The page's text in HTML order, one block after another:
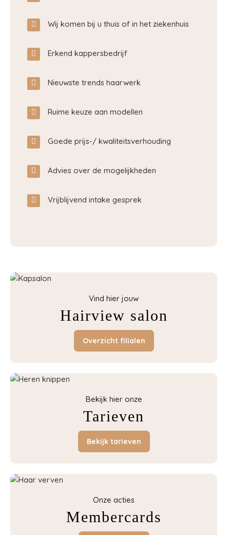
Wij komen bij u thuis of in het ziekenhuis
Erkend kappersbedrijf
Nieuwste trends haarwerk
Ruime keuze aan modellen
Goede prijs-/ kwaliteitsverhouding
Advies over de mogelijkheden
Vrijblijvend intake gesprek
Vind hier jouw
Hairview salon
Overzicht filialen
Bekijk hier onze
Tarieven
Bekijk tarieven
Onze acties
Membercards